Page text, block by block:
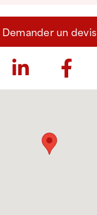
Demander un devis